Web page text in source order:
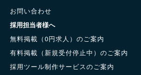
お問い合わせ
採用担当者様へ
無料掲載（0円求人）のご案内
有料掲載（新規受付停止中）のご案内
採用ツール制作サービスのご案内